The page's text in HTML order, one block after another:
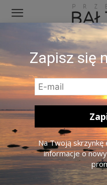
Bazylika
Wniebowzięcia
Panny w
Wikimedia / CC
Zapisz się
Na Twoją skrzynkę
informacje o